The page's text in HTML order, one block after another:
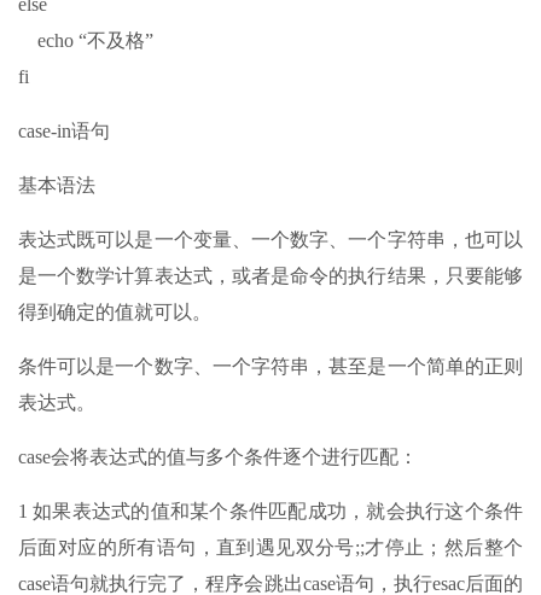
echo “不及格”
fi
case-in语句
基本语法
表达式既可以是一个变量、一个数字、一个字符串，也可以
是一个数学计算表达式，或者是命令的执行结果，只要能够
得到确定的值就可以。
条件可以是一个数字、一个字符串，甚至是一个简单的正则
表达式。
case会将表达式的值与多个条件逐个进行匹配：
1 如果表达式的值和某个条件匹配成功，就会执行这个条件
后面对应的所有语句，直到遇见双分号;;才停止；然后整个
case语句就执行完了，程序会跳出case语句，执行esac后面的